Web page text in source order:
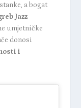
a bogat
Jazz
umjetničke
donosi
i